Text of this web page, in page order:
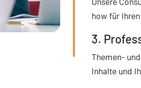
how für
3.
Themen-
Inhalte und